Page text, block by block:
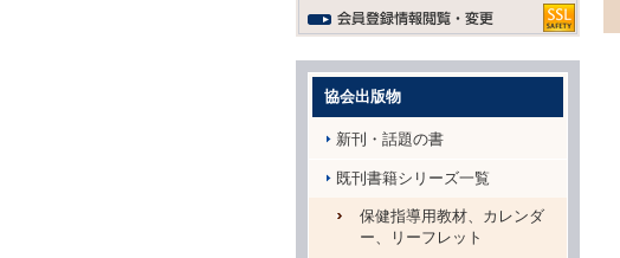
協会出版物
新刊・話題の書
既刊書籍シリーズ一覧
保健指導用教材、カレンダ
ー、リーフレット